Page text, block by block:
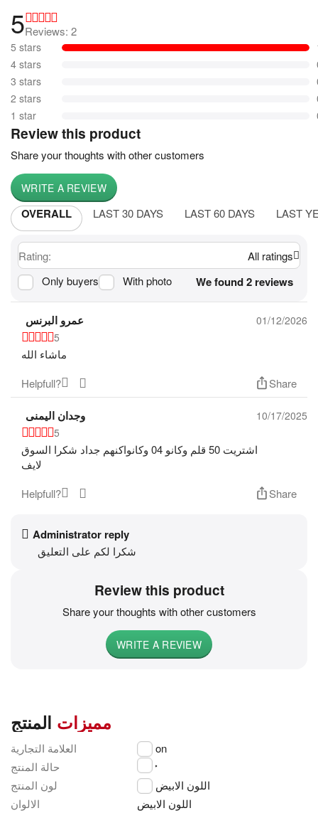
5Reviews: 2
5 stars
4 stars
3 stars
2 stars
1 star
Review this product
Share your thoughts with other customers
WRITE A REVIEW
OVERALL LAST 30 DAYS LAST 60 DAYS LAST
Rating:
All ratings
Only buyers
With photo We found 2 reviews
عمرو البرنس
01/12/2026
5
ماشاء الله
Helpfull?
Share
وجدان اليمنى
10/17/2025
5
اشتريت 50 قلم وكانو 04 وكانواكنهم جداد شكرا السوق
لايف
Helpfull?
Share
Administrator reply
شكرا لكم على التعليق
Review this product
Share your thoughts with other customers
WRITE A REVIEW
مميزات المنتج
العلامة التجارية
Epson
حالة المنتج
جديد
لون المنتج
اللون الابيض
الالوان
اللون الابيض